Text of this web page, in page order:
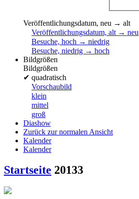
Veröffentlichungsdatum, neu → alt
Veröffentlichungsdatum, alt → neu
Besuche, hoch → niedrig
Besuche, niedrig → hoch
Bildgrößen
Bildgrößen
✔ quadratisch
Vorschaubild
klein
mittel
groß
Diashow
Zurück zur normalen Ansicht
Kalender
Kalender
Startseite 20133